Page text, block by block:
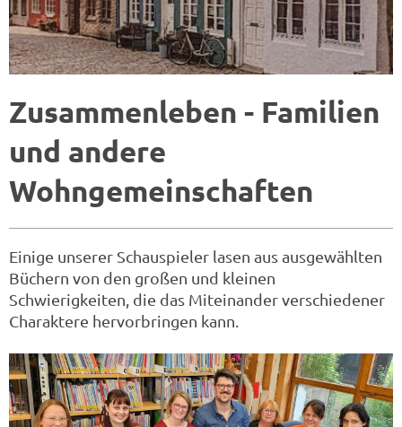
Zusammenleben - Familien
und andere
Wohngemeinschaften
Einige unserer Schauspieler lasen aus ausgewählten
Büchern von den großen und kleinen
Schwierigkeiten, die das Miteinander verschiedener
Charaktere hervorbringen kann.